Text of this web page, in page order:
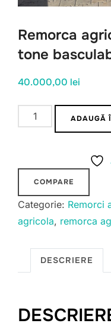
Remorca
tone
40.000,00 lei
Cantitate
Remorca
tone basculabila
ADAUGĂ
COMPARE
Categorie: Remorci
agricola, remorca
DESCRIERE